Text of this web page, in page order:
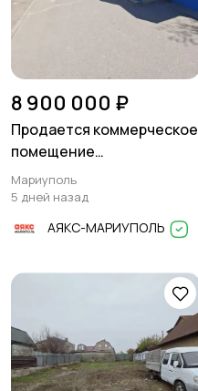
8 900 000 ₽
Продается коммерческое
помещение
расположенное в
Жовтневом районе
Мариуполь
5 дней назад
АЯКС-МАРИУПОЛЬ